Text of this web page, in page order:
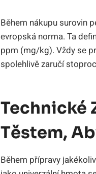
Během nákupu surovin
evropská norma. Ta
ppm (mg/kg). Vždy se
spolehlivě zaručí
Technické
Těstem,
Během přípravy